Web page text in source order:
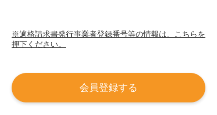
※適格請求書発行事業者登録番号等の情報は、こちらを
押下ください。
会員登録する